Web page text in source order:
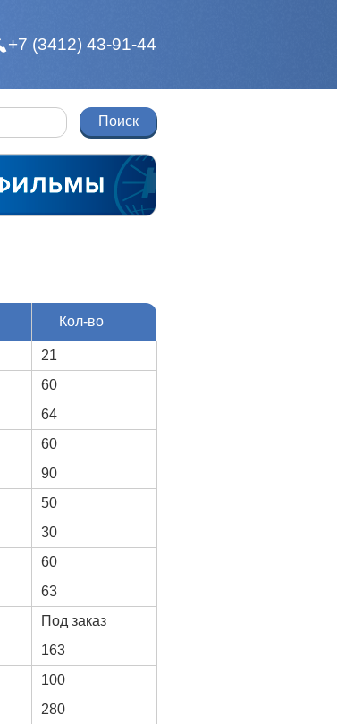
+7 (3412) 43-91-44
Кол-во
21
60
64
60
90
50
30
60
63
Под заказ
163
100
280